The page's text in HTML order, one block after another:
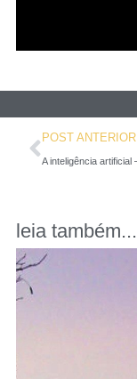
POST ANTERIOR
leia também...